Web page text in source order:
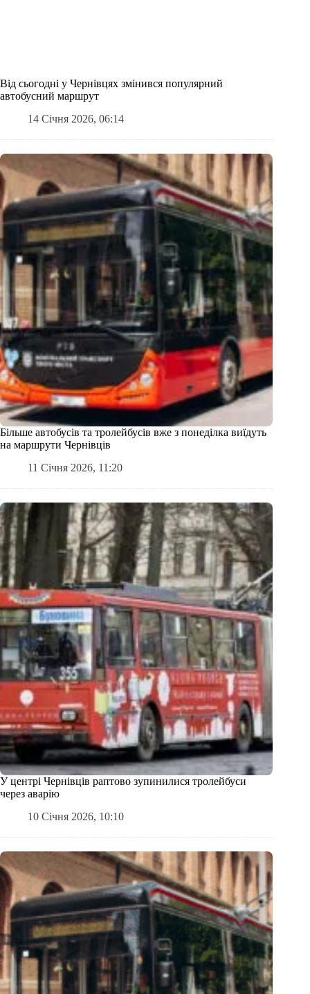
Від сьогодні у Чернівцях змінився популярний
автобусний маршрут
14 Січня 2026, 06:14
Більше автобусів та тролейбусів вже з понеділка виїдуть
на маршрути Чернівців
11 Січня 2026, 11:20
У центрі Чернівців раптово зупинилися тролейбуси
через аварію
10 Січня 2026, 10:10